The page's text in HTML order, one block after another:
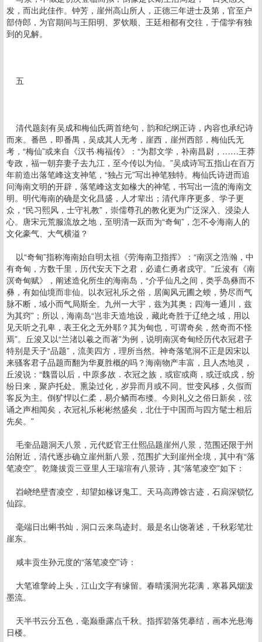
发，而出此佳作。钟芳，崖州高山所人，正德三年进士及第，官至户
部侍郎，为官期间与王阳明、罗钦顺、王廷相都有交往，于儒学有独
到的见解。
五
清代题刻有吴成和梅仙氏两首绝句，韵和纪纲正诗，内容也承纪诗
而来。番邑，即番禺，吴成其人无考，崖西，崖州西部，梅仙氏无
考，“梅仙”或来自《汉书·梅福传》：“为郡文学，补南昌尉，……王莽
专政，福一朝弃妻子去九江，至今传以为仙。”吴成诗写五指山在百万
年前造出落笔峰这支神笔，“独占元”写出神笔独特。梅仙氏诗进而追
问海南文明的开辟，落笔峰这支如椽大的神笔，书写出一流的海南文
明。明代海南的确是文化昌盛，人才辈出；清代庠序更多、学子更
众，“民习熙风，士守礼教”，崇儒尊孔的教化更为广泛深入、浸染人
心。唐宋元荒服流放之地，至明清一跃而为“奇甸”，怎不令海南人的
文化豪气、大气横溢？
以“奇甸”指称海南始自明太祖《劳海南卫指挥》：“南溟之浩瀚，中
有奇甸，方数千里，历代安天下之君，必遣仁勇者戍守。”丘浚有《南
溟奇甸赋》，阐述造化所生的海南岛，“介乎仙凡之间，类乎岛彝而不
彝，有如仙境而非仙。以衣冠礼乐之俗，居阆风元圃之蝡，势尽而气
脉不断，域小而气局斯全。九州一大宇，兹为其奥；四海一通川，兹
为其窍”；所以，海南岛“岂非天造地设，藏此奇胜于辽绝之域，用以
见天听之孔卑，表王化之无外耶？其为甸也，可谓奇矣，然奇而不怪
焉”。丘浚又以“兰渚以羲之而著”为例，说明南溟奇甸经历代衣冠君子
特别是天子“品题”，流美四方，理所当然。神奇落笔洞不正是因宋以
来骚客君子品题而翻为华夏胜概的吗？海南物产丰富，且人杰地灵，
丘浚说：“魏晋以后，中原多故．衣冠之族，或宦或商，或迁或戍，纷
纷日来，聚庐托处。熏染过化，岁异而月或不同。世变风移，久假而
客反为主。倒犷悍以仁柔，易介鳞而布缕。今则礼义之俗日新矣，弦
诵之声相闻矣，衣冠礼乐彬彬然盛矣，北仕于中国而与四方髦士相后
先矣。”
毛奎品题洞天八景，元代贬官王仕熙品题崖州八景，范围还限于州
治附近，清代逐步确立崖州新八景，范围扩大到崖州全境，其中有“落
笔凌空”。乾隆拔贡三亚里人王瑞瑄有八景诗，其“落笔凌空”如下：
岧峣绝壁杳凌空，却望如椽讶鬼工。天马高蹲馀古迹，石扃深锁忆
仙踪。
毫端日出蝌书灿，洞口云来鸟迹封。最是名山饶著述，千秋彩笔壮
崖东。
咸丰贡生孙元度的“落笔凌空”诗：
大笔谁擎岭上头，江山文字有缘留。春晴溪洞光花满，寒暮风烟泼
墨流。
天半书云分五色，毫巅垂露点千秋。指挥碧落凭摹结，画本光悬海
日楼。